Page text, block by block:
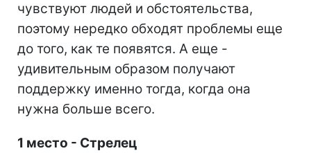
чувствуют людей и обстоятельства,
поэтому нередко обходят проблемы еще
до того, как те появятся. А еще -
удивительным образом получают
поддержку именно тогда, когда она
нужна больше всего.
1 место - Стрелец